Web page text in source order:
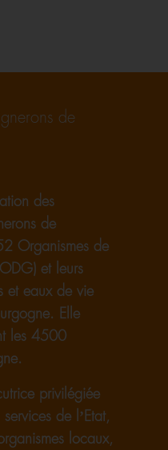
de
des
de
Organismes de
et leurs
et eaux de vie
Elle
les 4500
privilégiée
de l’Etat,
locaux,